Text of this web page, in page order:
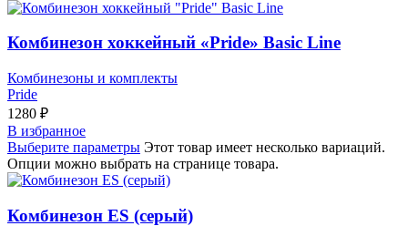
Комбинезон хоккейный «Pride» Basic Line
Комбинезоны и комплекты
Pride
1280 ₽
В избранное
Выберите параметры Этот товар имеет несколько вариаций.
Опции можно выбрать на странице товара.
Комбинезон ES (серый)